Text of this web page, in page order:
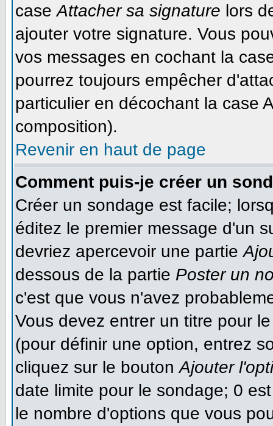
caseAttacher sa signature lors
ajouter votre signature. Vous
vos messages en cochant la
pourrez toujours empêcher
particulier en décochant la case
composition).
Revenir en haut de page
Comment puis-je créer un
Créer un sondage est facile;
éditez le premier message d'un
devriez apercevoir une partie
dessous de la partie Poster un
c'est que vous n'avez
Vous devez entrer un titre pour
(pour définir une option, entrez
cliquez sur le boutonAjouter
date limite pour le sondage; 0
le nombre d'options que vous